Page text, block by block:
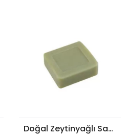
Doğal Zeytinyağlı Sabun